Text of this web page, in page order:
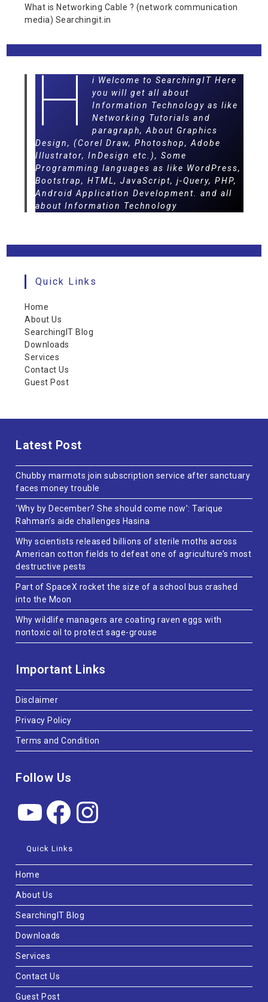
What is Networking Cable ? (network communication
media) Searchingit.in
H
i Welcome to SearchingIT Here
you will get all about
Information Technology as like
Networking Tutorials and
paragraph, About Graphics
Design, (Corel Draw, Photoshop, Adobe
Illustrator, InDesign etc.), Some
Programming languages as like WordPress,
Bootstrap, HTML, JavaScript, j-Query, PHP,
Android Application Development. and all
about Information Technology
Quick Links
Home
About Us
SearchingIT Blog
Downloads
Services
Contact Us
Guest Post
Latest Post
Chubby marmots join subscription service after sanctuary
faces money trouble
‘Why by December? She should come now’: Tarique
Rahman’s aide challenges Hasina
Why scientists released billions of sterile moths across
American cotton fields to defeat one of agriculture’s most
destructive pests
Part of SpaceX rocket the size of a school bus crashed
into the Moon
Why wildlife managers are coating raven eggs with
nontoxic oil to protect sage-grouse
Important Links
Disclaimer
Privacy Policy
Terms and Condition
Follow Us
Quick Links
Home
About Us
SearchingIT Blog
Downloads
Services
Contact Us
Guest Post